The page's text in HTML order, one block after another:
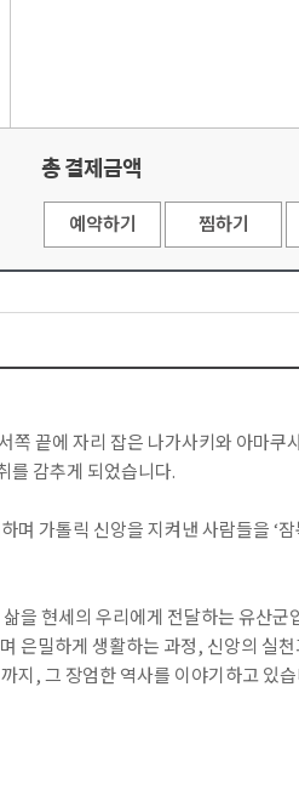
총 결제금액
예약하기 찜하기
끝에 자리 잡은 나가사키와 아마쿠
를 감추게 되었습니다.
가톨릭 신앙을 지켜낸 사람들을 ‘
을 현세의 우리에게 전달하는 유산군
은밀하게 생활하는 과정, 신앙의 실
지, 그 장엄한 역사를 이야기하고 있